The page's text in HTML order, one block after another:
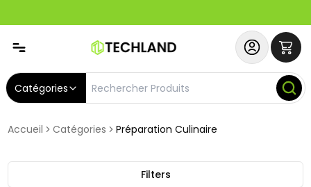
Catégories
Accueil Catégories Préparation Culinaire
Filters